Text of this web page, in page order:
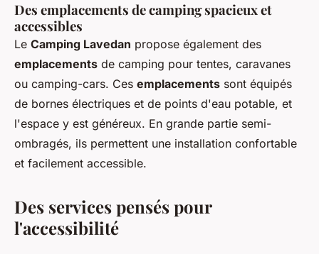
Des emplacements de camping spacieux et
accessibles
Le Camping Lavedan propose également des
emplacements de camping pour tentes, caravanes
ou camping-cars. Ces emplacements sont équipés
de bornes électriques et de points d'eau potable, et
l'espace y est généreux. En grande partie semi-
ombragés, ils permettent une installation confortable
et facilement accessible.
Des services pensés pour
l'accessibilité